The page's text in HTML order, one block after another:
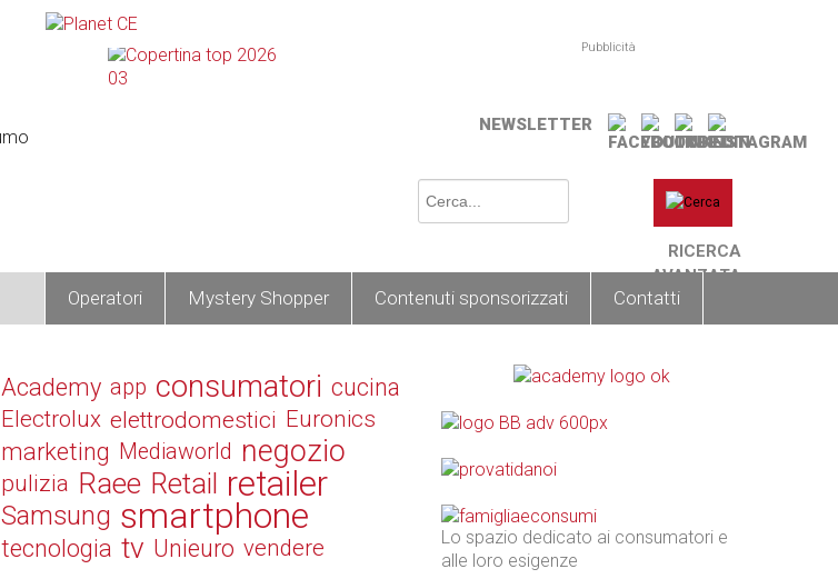
Pubblicità
NEWSLETTER
RICERCA
AVANZATA
Operatori Mystery Shopper Contenuti sponsorizzati Contatti
Academy app consumatori cucina
Electrolux elettrodomestici Euronics
marketing Mediaworld negozio
pulizia Raee Retail retailer
Samsung smartphone
tecnologia tv Unieuro vendere
Lo spazio dedicato ai consumatori e
alle loro esigenze